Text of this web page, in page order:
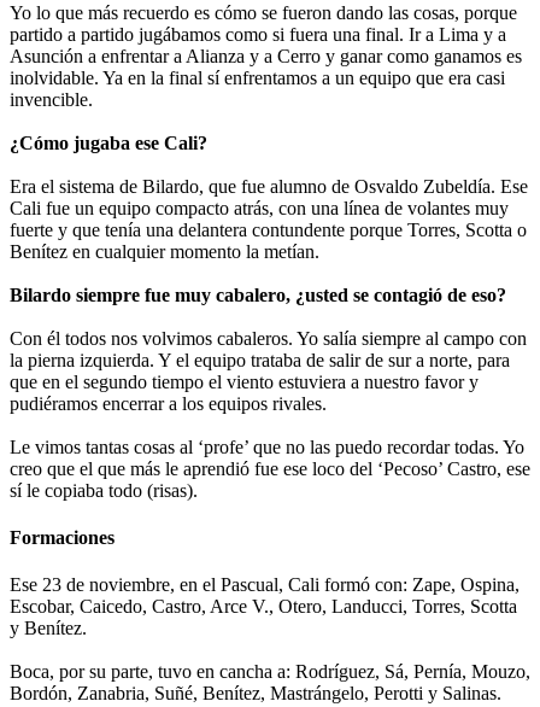
Yo lo que más recuerdo es cómo se fueron dando las cosas, porque
partido a partido jugábamos como si fuera una final. Ir a Lima y a
Asunción a enfrentar a Alianza y a Cerro y ganar como ganamos es
inolvidable. Ya en la final sí enfrentamos a un equipo que era casi
invencible.
¿Cómo jugaba ese Cali?
Era el sistema de Bilardo, que fue alumno de Osvaldo Zubeldía. Ese
Cali fue un equipo compacto atrás, con una línea de volantes muy
fuerte y que tenía una delantera contundente porque Torres, Scotta o
Benítez en cualquier momento la metían.
Bilardo siempre fue muy cabalero, ¿usted se contagió de eso?
Con él todos nos volvimos cabaleros. Yo salía siempre al campo con
la pierna izquierda. Y el equipo trataba de salir de sur a norte, para
que en el segundo tiempo el viento estuviera a nuestro favor y
pudiéramos encerrar a los equipos rivales.
Le vimos tantas cosas al ‘profe’ que no las puedo recordar todas. Yo
creo que el que más le aprendió fue ese loco del ‘Pecoso’ Castro, ese
sí le copiaba todo (risas).
Formaciones
Ese 23 de noviembre, en el Pascual, Cali formó con: Zape, Ospina,
Escobar, Caicedo, Castro, Arce V., Otero, Landucci, Torres, Scotta
y Benítez.
Boca, por su parte, tuvo en cancha a: Rodríguez, Sá, Pernía, Mouzo,
Bordón, Zanabria, Suñé, Benítez, Mastrángelo, Perotti y Salinas.